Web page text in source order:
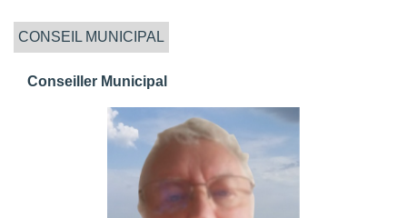
CONSEIL MUNICIPAL
Conseiller Municipal